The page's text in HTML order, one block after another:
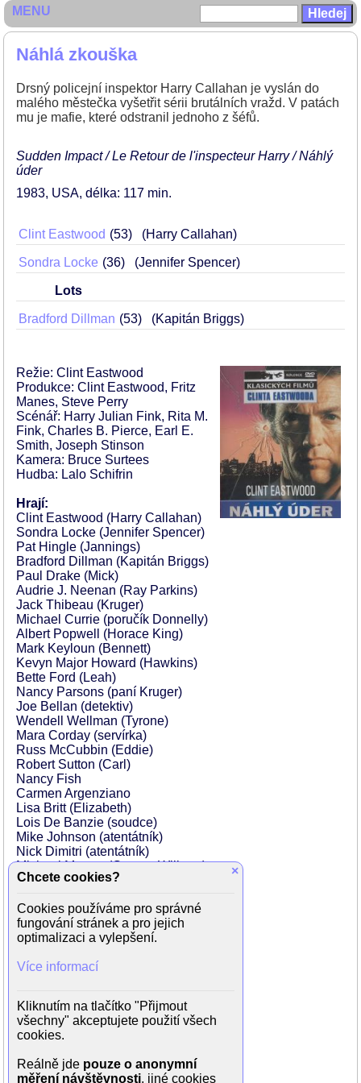
Náhlá zkouška
Drsný policejní inspektor Harry Callahan je vyslán do
malého městečka vyšetřit sérii brutálních vražd. V patách
mu je mafie, které odstranil jednoho z šéfů.
Sudden Impact / Le Retour de l'inspecteur Harry / Náhlý
úder
1983 USA délka: 117 min
Clint Eastwood 53 (Harry Callahan)
Sondra Locke 36 (Jennifer Spencer)
Lots
Bradford Dillman 53 (Kapitán Briggs)
Režie: Clint Eastwood
Produkce: Clint Eastwood, Fritz
Manes, Steve Perry
Scénář: Harry Julian Fink, Rita M.
Fink, Charles B. Pierce, Earl E.
Smith, Joseph Stinson
Kamera: Bruce Surtees
Hudba: Lalo Schifrin
Hrají:
Clint Eastwood (Harry Callahan)
Sondra Locke (Jennifer Spencer)
Pat Hingle (Jannings)
Bradford Dillman (Kapitán Briggs)
Paul Drake (Mick)
Audrie J. Neenan (Ray Parkins)
Jack Thibeau (Kruger)
Michael Currie (poručík Donnelly)
Albert Popwell (Horace King)
Mark Keyloun (Bennett)
Kevyn Major Howard (Hawkins)
Bette Ford (Leah)
Nancy Parsons (paní Kruger)
Joe Bellan (detektiv)
Wendell Wellman (Tyrone)
Mara Corday (servírka)
Russ McCubbin (Eddie)
Robert Sutton (Carl)
Nancy Fish
Carmen Argenziano
Lisa Britt (Elizabeth)
Lois De Banzie (soudce)
Mike Johnson (atentátník)
Nick Dimitri (atentátník)
Michael Maurer (George Wilburn)
Pat DuVal (Bailiff)
Melvin Thompson (mladý Guy)
Jophery C. Brown (mladý Guy)
Lloyd Nelson (seržant na stanici)
Morgan Upton (barman)
Lisa London (mladá šlapka)
Tom Spratley (Senior muž)
John Nowak (bankovní lupič)
Camryn Manheim (dívka ve výtahu)
MENU
×
Chcete cookies?
Cookies používáme pro správné
fungování stránek a pro jejich
optimalizaci a vylepšení.
Více informací
Kliknutím na tlačítko "Přijmout
všechny" akceptujete použití všech
cookies.
Reálně jde pouze o anonymní
měření návštěvnosti, jiné cookies